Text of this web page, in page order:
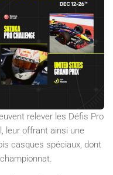
relever les Défis Pro
leur offrant ainsi une
casques spéciaux, dont